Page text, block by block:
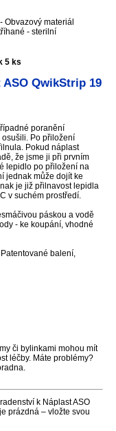
Obvazový materiál
- sterilní
5 ks
QwikStrip 19
poranění
Po přiložení
Pokud náplast
že jsme ji při prvním
lepidlo po přiložení na
jednak může dojít ke
je již přilnavost lepidla
v suchém prostředí.
páskou a vodě
- ke koupání, vhodné
balení,
či bylinkami mohou mít
léčby. Máte problémy?
k Náplast ASO
prázdná – vložte svou